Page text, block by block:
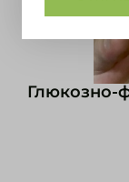
Глюкозно-